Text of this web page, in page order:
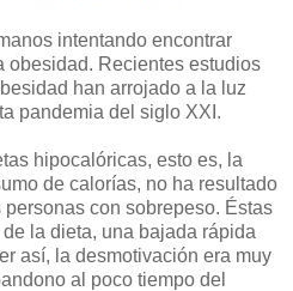
intentando encontrar
obesidad. Recientes estudios
han arrojado a la luz
pandemia del siglo XXI.
hipocalóricas, esto es, la
de calorías, no ha resultado
con sobrepeso. Éstas
la dieta, una bajada rápida
así, la desmotivación era muy
al poco tiempo del